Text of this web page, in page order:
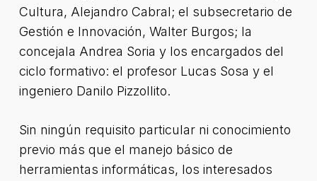
Cultura, Alejandro Cabral; el subsecretario de
Gestión e Innovación, Walter Burgos; la
concejala Andrea Soria y los encargados del
ciclo formativo: el profesor Lucas Sosa y el
ingeniero Danilo Pizzollito.
Sin ningún requisito particular ni conocimiento
previo más que el manejo básico de
herramientas informáticas, los interesados